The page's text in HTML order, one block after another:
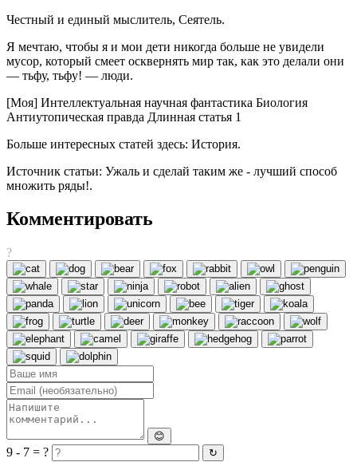
Честный и единый мыслитель, Сеятель.
Я мечтаю, чтобы я и мои дети никогда больше не увидели
мусор, который смеет осквернять мир так, как это делали они
— тьфу, тьфу! — люди.
[Моя] Интеллектуальная научная фантастика Биология
Антиутопическая правда Длинная статья 1
Больше интересных статей здесь: История.
Источник статьи: Ужаль и сделай таким же - лучший способ
множить ряды!.
Комментировать
?
😊
9 - 7 = ? ↻